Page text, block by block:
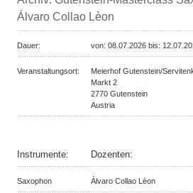
Álvaro Collao Lèon
Dauer: von: 08.07.2026 bis:
Veranstaltungsort:
Meierhof Gutenstein/
Markt 2
2770 Gutenstein
Austria
Instrumente: Dozenten:
Saxophon Álvaro Collao Lèon